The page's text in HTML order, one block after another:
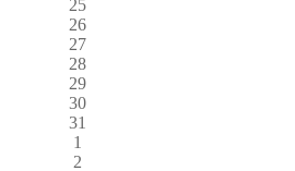
25
26
27
28
29
30
31
1
2